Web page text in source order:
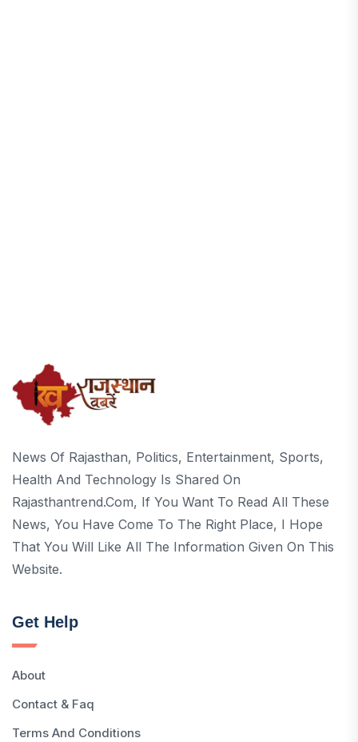
News Of Rajasthan, Politics, Entertainment, Sports,
Health And Technology Is Shared On
Rajasthantrend.com, If You Want To Read All These
News, You Have Come To The Right Place, I Hope
That You Will Like All The Information Given On This
Website.
Get Help
About
Contact & Faq
Terms And Conditions